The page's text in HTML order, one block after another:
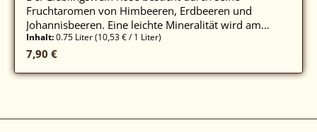
Fruchtaromen von Himbeeren, Erdbeeren und
Johannisbeeren. Eine leichte Mineralität wird am
Gaumen spürbar, im Abgang eine frische Säure mit
fruchtiger Länge. Mit Tonic und Minze legt er auch
hin.Jahrgang: 2025erBadischer
besten gut gekühlt auf 6°C.Schmeckt zu: Passt gut zu
Inhalt:0.75 Liter(10,53 € / 1 Liter)
Regulärer Preis:
7,90 €